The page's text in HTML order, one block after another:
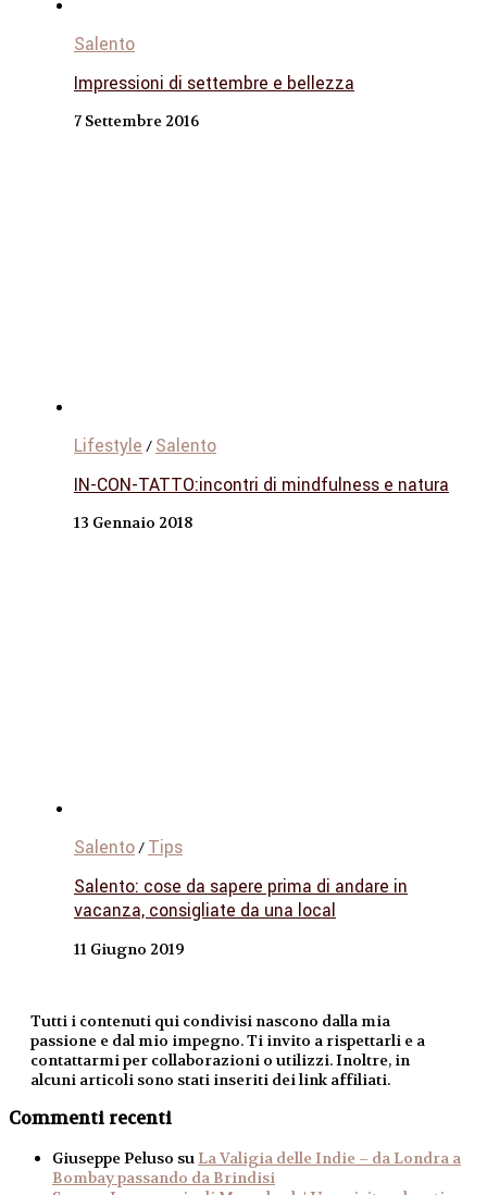
Salento
Impressioni di settembre e bellezza
7 Settembre 2016
Lifestyle / Salento
IN-CON-TATTO:incontri di mindfulness e natura
13 Gennaio 2018
Salento/ Tips
Salento: cose da sapere prima di andare in
vacanza, consigliate da una local
11 Giugno 2019
Tutti i contenuti qui condivisi nascono dalla mia
passione e dal mio impegno. Ti invito a rispettarli e a
contattarmi per collaborazioni o utilizzi. Inoltre, in
alcuni articoli sono stati inseriti dei link affiliati.
Commenti recenti
Giuseppe Peluso suLa Valigia delle Indie – da Londra a
Bombay passando da Brindisi